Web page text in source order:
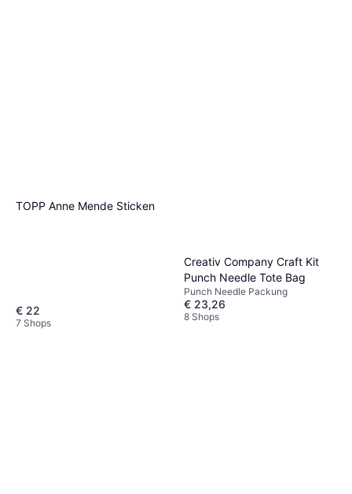
TOPP Anne Mende Sticken
€ 22
7 Shops
Creativ Company Craft Kit
Punch Needle Tote Bag
Punch Needle Packung
€ 23,26
8 Shops